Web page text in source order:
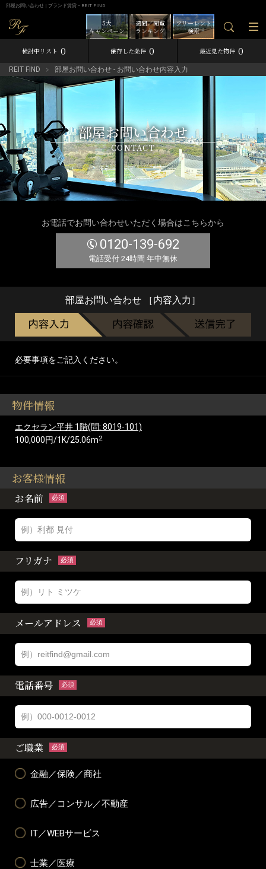
部屋お問い合わせ | ブランド賃貸－REIT FIND
フリーレント
検索
週間／閲覧
ランキング
5大
キャンペーン
検討中リスト 0 保存した条件 0 最近見た物件 0
REIT FIND 部屋お問い合わせ - お問い合わせ内容入力
部屋お問い合わせ
CONTACT
お電話でお問い合わせいただく場合はこちらから
0120-139-692
電話受付 24時間 年中無休
部屋お問い合わせ ［内容入力］
必要事項をご記入ください。
物件情報
エクセラン平井 1階(問: 8019-101)
100,000円/1K/25.06m2
お客様情報
お名前 必須
フリガナ 必須
メールアドレス 必須
電話番号 必須
ご職業 必須
金融／保険／商社
広告／コンサル／不動産
IT／WEBサービス
士業／医療